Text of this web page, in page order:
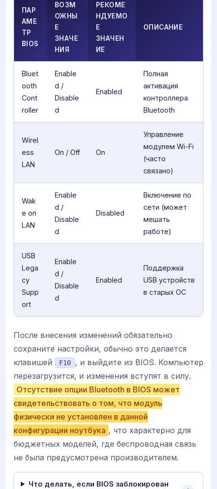
ПАР
АМЕ
ТР
BIOS
ВОЗМ
ОЖНЫ
Е
ЗНАЧЕ
НИЯ
РЕКОМЕ
НДУЕМО
Е
ЗНАЧЕН
ИЕ
ОПИСАНИЕ
Bluet
ooth
Cont
roller
Enable
d /
Disable
d
Enabled
Полная
активация
контроллера
Bluetooth
Wirel
ess
LAN
On / Off On
Управление
модулем Wi-Fi
(часто
связано)
Wak
e on
LAN
Enable
d /
Disable
d
Disabled
Включение по
сети (может
мешать
работе)
USB
Lega
cy
Supp
ort
Enable
d /
Disable
d
Enabled
Поддержка
USB устройств
в старых ОС
После внесения изменений обязательно
сохраните настройки, обычно это делается
клавишей
F10
, и выйдите из BIOS. Компьютер
перезагрузится, и изменения вступят в силу.
Отсутствие опции Bluetooth в BIOS может
свидетельствовать о том, что модуль
физически не установлен в данной
конфигурации ноутбука , что характерно для
бюджетных моделей, где беспроводная связь
не была предусмотрена производителем.
Что делать, если BIOS заблокирован